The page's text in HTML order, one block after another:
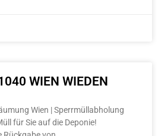
WIEN WIEDEN
Wien | Sperrmüllabholung
für Sie auf die Deponie!